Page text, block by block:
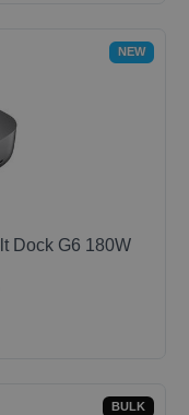
NEW
Dock G6 180W
BULK